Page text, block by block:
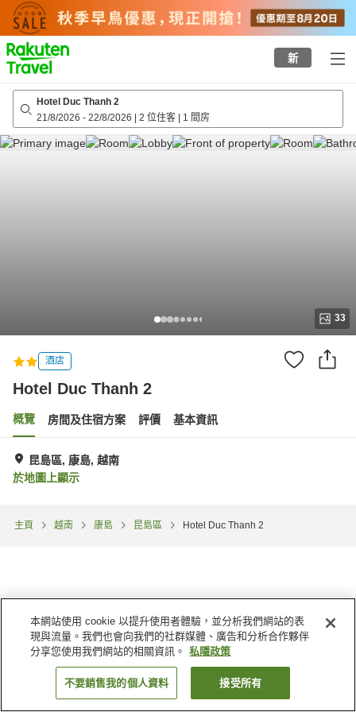
to
top
page
新
Hotel Duc Thanh 2
21/8/2026 - 22/8/2026 | 2 位住客 | 1 間房
33
酒店
Hotel Duc Thanh 2
概覽 房間及住宿方案 評價 基本資訊
昆島區, 康島, 越南
於地圖上顯示
主頁 越南 康島 昆島區 Hotel Duc Thanh 2
找客房
本網站使用 cookie 以提升使用者體驗，並分析我們網站的表
現與流量。我們也會向我們的社群媒體、廣告和分析合作夥伴
分享您使用我們網站的相關資訊。
私隱政策
不要銷售我的個人資料 接受所有